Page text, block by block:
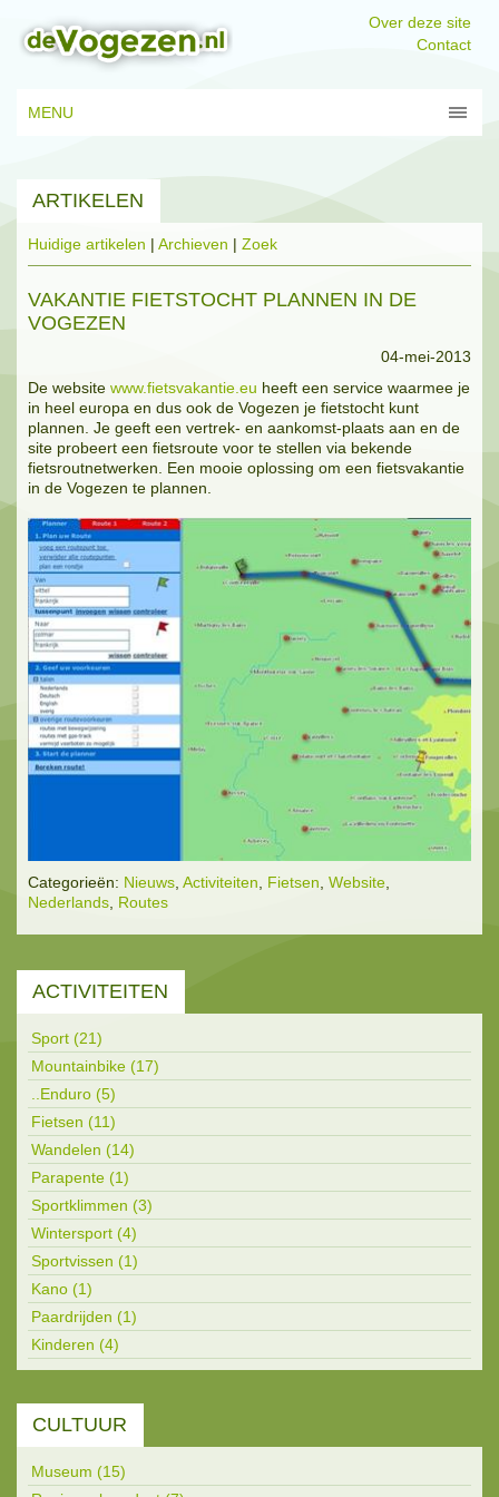
Over deze site
Contact
MENU
ARTIKELEN
Huidige artikelen | Archieven | Zoek
VAKANTIE FIETSTOCHT PLANNEN IN DE
VOGEZEN
04-mei-2013
De website www.fietsvakantie.eu heeft een service waarmee je
in heel europa en dus ook de Vogezen je fietstocht kunt
plannen. Je geeft een vertrek- en aankomst-plaats aan en de
site probeert een fietsroute voor te stellen via bekende
fietsroutnetwerken. Een mooie oplossing om een fietsvakantie
in de Vogezen te plannen.
Categorieën: Nieuws Activiteiten Fietsen Website
Nederlands Routes
ACTIVITEITEN
Sport (21)
Mountainbike (17)
..Enduro (5)
Fietsen (11)
Wandelen (14)
Parapente (1)
Sportklimmen (3)
Wintersport (4)
Sportvissen (1)
Kano (1)
Paardrijden (1)
Kinderen (4)
CULTUUR
Museum (15)